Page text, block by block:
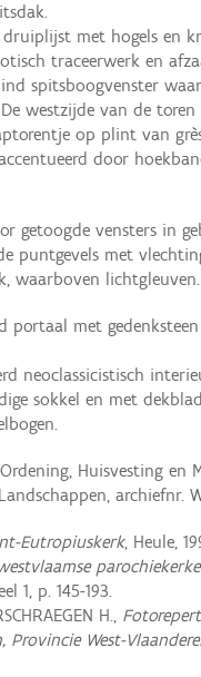
met hogels en
traceerwerk en
spitsboogvenster
westzijde van de
op plint van
door
getoogde vensters in
puntgevels met
waarboven
portaal met
neoclassicistisch
sokkel en met
Huisvesting en
archiefnr.
Eutropiuskerk, Heule,
1, p. 145-193.
H.,
Provincie West-